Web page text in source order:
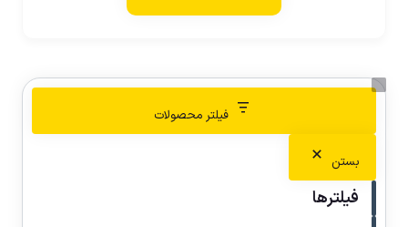
فیلتر محصولات
بستن
فیلترها